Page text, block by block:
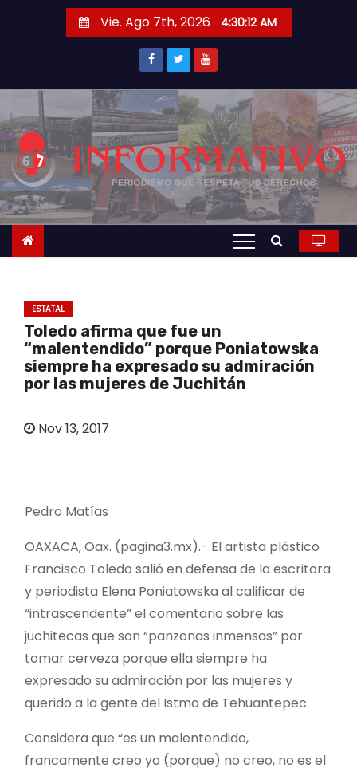
r
a
c
o
t
Vie. Ago 7th, 2026 4:30:13 AM
ESTATAL
Toledo afirma que fue un
“malentendido” porque Poniatowska
siempre ha expresado su admiración
por las mujeres de Juchitán
Nov 13, 2017
Pedro Matías
OAXACA, Oax. (pagina3.mx).- El artista plástico
Francisco Toledo salió en defensa de la escritora
y periodista Elena Poniatowska al calificar de
“intrascendente” el comentario sobre las
juchitecas que son “panzonas inmensas” por
tomar cerveza porque ella siempre ha
expresado su admiración por las mujeres y
querido a la gente del Istmo de Tehuantepec.
Considera que “es un malentendido,
francamente creo yo (porque) no creo, no es el